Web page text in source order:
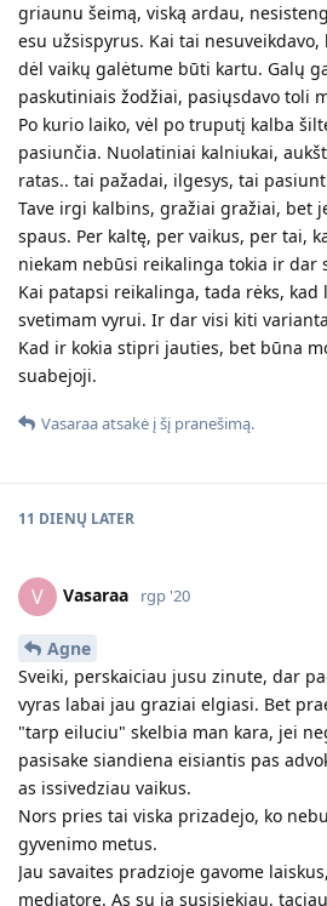
griaunu šeimą, viską ardau,
esu užsispyrus. Kai tai
dėl vaikų galėtume būti kartu. Galų
paskutiniais žodžiai, pasiųsdavo toli
Po kurio laiko, vėl po truputį kalba
pasiunčia. Nuolatiniai kalniukai,
ratas.. tai pažadai, ilgesys, tai
Tave irgi kalbins, gražiai gražiai, bet
spaus. Per kaltę, per vaikus, per tai,
niekam nebūsi reikalinga tokia ir dar
Kai patapsi reikalinga, tada rėks,
svetimam vyrui. Ir dar visi kiti
Kad ir kokia stipri jauties, bet būna
suabejoji.
Vasaraaatsakė į šį pranešimą.
11 DIENŲ LATER
V Vasaraa rgp '20
Agne
Sveiki, perskaiciau jusu zinute, dar
vyras labai jau graziai elgiasi. Bet
"tarp eiluciu" skelbia man kara, jei
pasisake siandiena eisiantis pas
as issivedziau vaikus.
Nors pries tai viska prizadejo, ko
gyvenimo metus.
Jau savaites pradzioje gavome
mediatore. As su ja susisiekiau,